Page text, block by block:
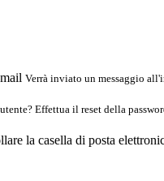
Verrà inviato un messaggio
Effettua il reset della
la casella di posta